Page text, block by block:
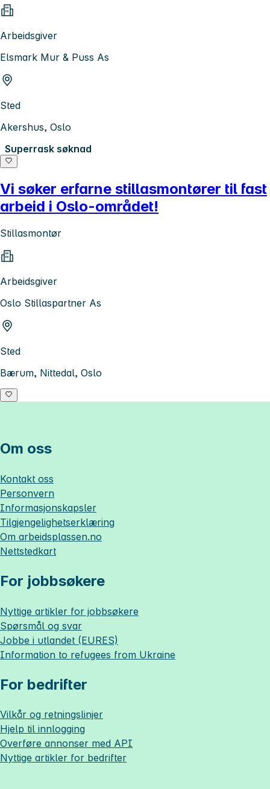
Arbeidsgiver
Elsmark Mur & Puss As
Sted
Akershus, Oslo
Superrask søknad
Vi søker erfarne stillasmontører til fast
arbeid i Oslo-området!
Stillasmontør
Arbeidsgiver
Oslo Stillaspartner As
Sted
Bærum, Nittedal, Oslo
Om oss
Kontakt oss
Personvern
Informasjonskapsler
Tilgjengelighetserklæring
Om arbeidsplassen.no
Nettstedkart
For jobbsøkere
Nyttige artikler for jobbsøkere
Spørsmål og svar
Jobbe i utlandet (EURES)
Information to refugees from Ukraine
For bedrifter
Vilkår og retningslinjer
Hjelp til innlogging
Overføre annonser med API
Nyttige artikler for bedrifter